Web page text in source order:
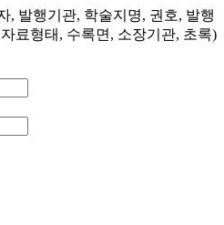
, 발행기관, 학술지명, 권호, 발행
료형태, 수록면, 소장기관, 초록)